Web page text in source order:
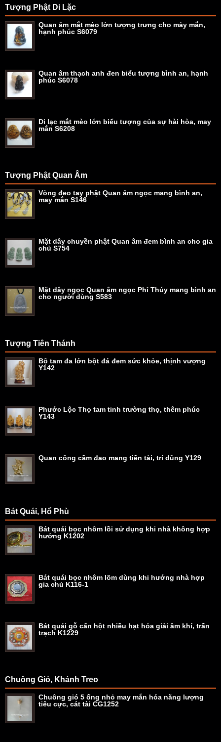
Tượng Phật Di Lặc
Quan âm mắt mèo lớn tượng trưng cho mày mắn,
hạnh phúc S6079
Quan âm thạch anh đen biểu tượng bình an, hạnh
phúc S6078
Di lạc mắt mèo lớn biểu tượng của sự hài hòa, may
mắn S6208
Tượng Phật Quan Âm
Vòng đeo tay phật Quan âm ngọc mang bình an,
may mắn S146
Mặt dây chuyền phật Quan âm đem bình an cho gia
chủ S754
Mặt dây ngọc Quan âm ngọc Phỉ Thúy mang bình an
cho người dùng S583
Tượng Tiên Thánh
Bộ tam đa lớn bột đá đem sức khỏe, thịnh vượng
Y142
Phước Lộc Thọ tam tinh trường thọ, thêm phúc
Y143
Quan công cầm đao mang tiền tài, trí dũng Y129
Bát Quái, Hổ Phù
Bát quái bọc nhôm lồi sử dụng khi nhà không hợp
hướng K1202
Bát quái bọc nhôm lõm dùng khi hướng nhà hợp
gia chủ K116-1
Bát quái gỗ cẩn hột nhiều hạt hóa giải âm khí, trấn
trạch K1229
Chuông Gió, Khánh Treo
Chuông gió 5 ống nhỏ may mắn hóa năng lượng
tiêu cực, cát tài CG1252